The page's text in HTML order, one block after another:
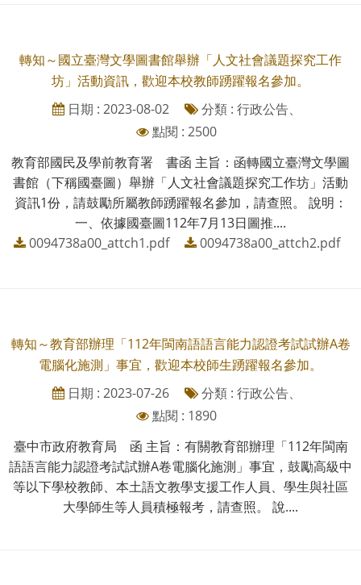
轉知～國立臺灣文學圖書館舉辦「人文社會議題探究工作
坊」活動資訊，歡迎本校教師踴躍報名參加。
日期 : 2023-08-02
分類 : 行政公告、
點閱 : 2500
教育部國民及學前教育署 書函 主旨：函轉國立臺灣文學圖
書館（下稱國臺圖）舉辦「人文社會議題探究工作坊」活動
資訊1份，請鼓勵所屬教師踴躍報名參加，請查照。 說明：
一、依據國臺圖112年7月13日圖推....
0094738a00_attch1.pdf
0094738a00_attch2.pdf
轉知～教育部辦理「112年閩南語語言能力認證考試試辦A卷
電腦化施測」事宜，歡迎本校師生踴躍報名參加。
日期 : 2023-07-26
分類 : 行政公告、
點閱 : 1890
臺中市政府教育局 函 主旨：有關教育部辦理「112年閩南
語語言能力認證考試試辦A卷電腦化施測」事宜，鼓勵高級中
等以下學校教師、本土語文教學支援工作人員、學生與社區
大學師生等人員積極報考，請查照。 說....